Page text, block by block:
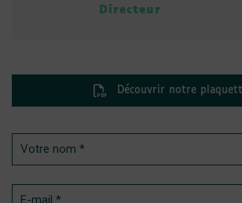
Directeur
Découvrir notre